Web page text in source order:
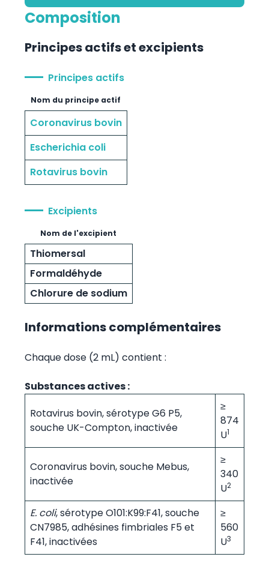
Composition
Principes actifs et excipients
Principes actifs
Nom du principe actif
Coronavirus bovin
Escherichia coli
Rotavirus bovin
Excipients
Nom de l'excipient
Thiomersal
Formaldéhyde
Chlorure de sodium
Informations complémentaires
Chaque dose (2 mL) contient :
Substances actives :
Rotavirus bovin, sérotype G6 P5,
souche UK-Compton, inactivée
≥
874
U1
Coronavirus bovin, souche Mebus,
inactivée
≥
340
U2
E. coli, sérotype O101:K99:F41, souche
CN7985, adhésines fimbriales F5 et
F41, inactivées
≥
560
U3